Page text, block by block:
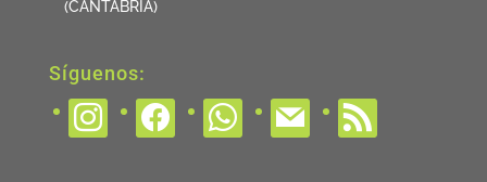
(CANTABRIA)
Síguenos:
instagram facebook whatsapp mail rss